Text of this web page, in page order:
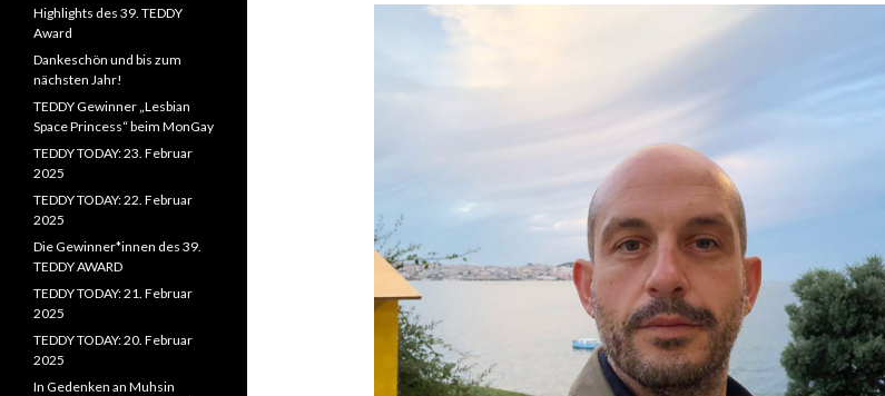
Highlights des 39. TEDDY
Award
Dankeschön und bis zum
nächsten Jahr!
TEDDY Gewinner „Lesbian
Space Princess“ beim MonGay
TEDDY TODAY: 23. Februar
2025
TEDDY TODAY: 22. Februar
2025
Die Gewinner*innen des 39.
TEDDY AWARD
TEDDY TODAY: 21. Februar
2025
TEDDY TODAY: 20. Februar
2025
In Gedenken an Muhsin